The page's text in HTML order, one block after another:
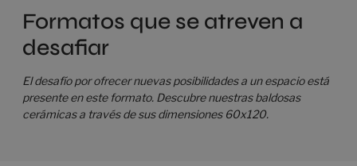
Formatos que se atreven a
desafiar
El desafío por ofrecer nuevas posibilidades a un espacio está
presente en este formato. Descubre nuestras baldosas
cerámicas a través de sus dimensiones 60x120.